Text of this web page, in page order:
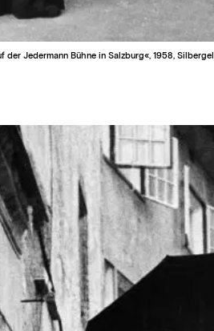
der Jedermann Bühne in Salzburg«, 1958,